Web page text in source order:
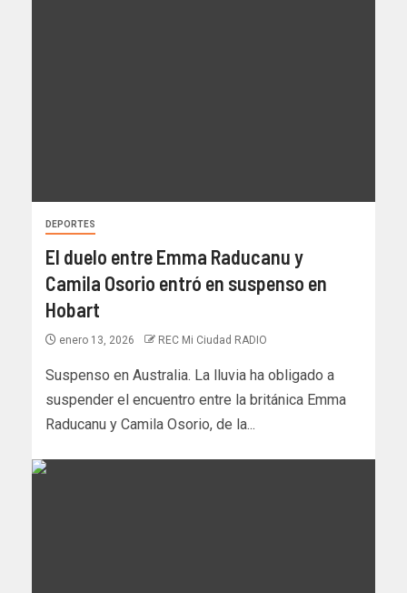
DEPORTES
El duelo entre Emma Raducanu y
Camila Osorio entró en suspenso en
Hobart
enero 13, 2026 REC Mi Ciudad RADIO
Suspenso en Australia. La lluvia ha obligado a
suspender el encuentro entre la británica Emma
Raducanu y Camila Osorio, de la...